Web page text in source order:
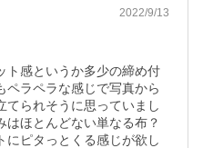
2022/9/13
ト感というか多少の締め付
ペラペラな感じで写真から
てられそうに思っていまし
はほとんどない単なる布？
にピタっとくる感じが欲し